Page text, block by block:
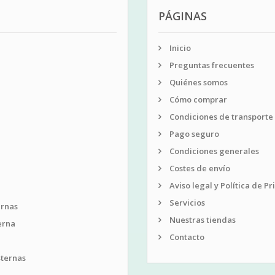
PÁGINAS
Inicio
Preguntas frecuentes
Quiénes somos
Cómo comprar
Condiciones de transporte
Pago seguro
Condiciones generales
Costes de envío
Aviso legal y Política de
Servicios
Nuestras tiendas
Contacto